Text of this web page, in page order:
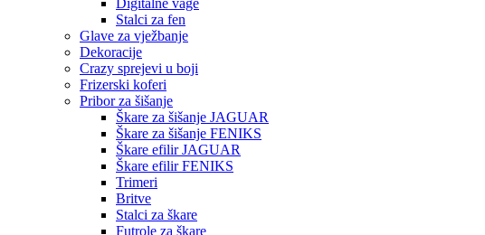
Digitalne vage
Stalci za fen
Glave za vježbanje
Dekoracije
Crazy sprejevi u boji
Frizerski koferi
Pribor za šišanje
Škare za šišanje JAGUAR
Škare za šišanje FENIKS
Škare efilir JAGUAR
Škare efilir FENIKS
Trimeri
Britve
Stalci za škare
Futrole za škare